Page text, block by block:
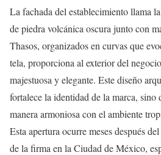
La fachada del establecimiento llama
de piedra volcánica oscura junto con
Thasos, organizados en curvas que
tela, proporciona al exterior del
majestuosa y elegante. Este diseño
fortalece la identidad de la marca, sino
manera armoniosa con el ambiente
Esta apertura ocurre meses después
de la firma en la Ciudad de México,